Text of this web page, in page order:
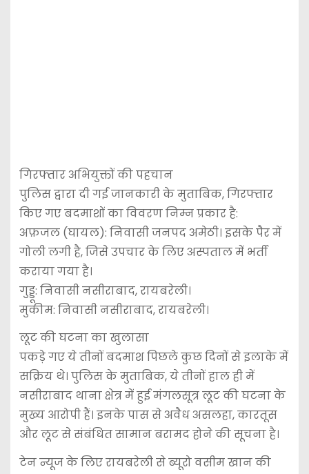
​गिरफ्तार अभियुक्तों की पहचान
​पुलिस द्वारा दी गई जानकारी के मुताबिक, गिरफ्तार
किए गए बदमाशों का विवरण निम्न प्रकार है:
​अफ़जल (घायल): निवासी जनपद अमेठी। इसके पैर में
गोली लगी है, जिसे उपचार के लिए अस्पताल में भर्ती
कराया गया है।
​गुड्डू: निवासी नसीराबाद, रायबरेली।
​मुकीम: निवासी नसीराबाद, रायबरेली।
​लूट की घटना का खुलासा
​पकड़े गए ये तीनों बदमाश पिछले कुछ दिनों से इलाके में
सक्रिय थे। पुलिस के मुताबिक, ये तीनों हाल ही में
नसीराबाद थाना क्षेत्र में हुई मंगलसूत्र लूट की घटना के
मुख्य आरोपी हैं। इनके पास से अवैध असलहा, कारतूस
और लूट से संबंधित सामान बरामद होने की सूचना है।
टेन न्यूज के लिए रायबरेली से ब्यूरो वसीम खान की